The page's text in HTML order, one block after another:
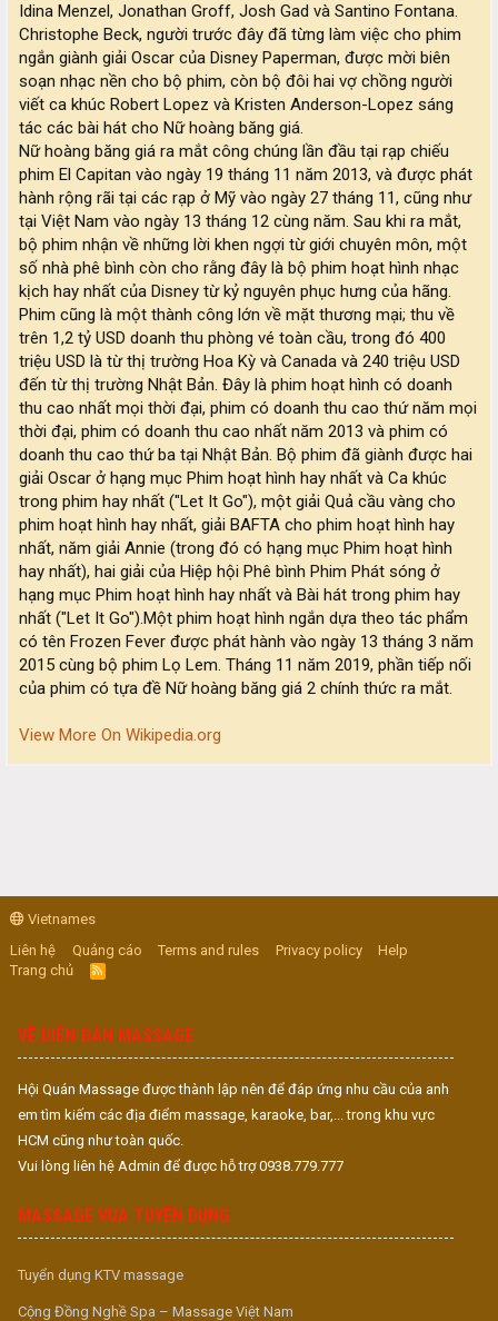
Idina Menzel, Jonathan Groff, Josh Gad và Santino Fontana.
Christophe Beck, người trước đây đã từng làm việc cho phim
ngắn giành giải Oscar của Disney Paperman, được mời biên
soạn nhạc nền cho bộ phim, còn bộ đôi hai vợ chồng người
viết ca khúc Robert Lopez và Kristen Anderson-Lopez sáng
tác các bài hát cho Nữ hoàng băng giá.
Nữ hoàng băng giá ra mắt công chúng lần đầu tại rạp chiếu
phim El Capitan vào ngày 19 tháng 11 năm 2013, và được phát
hành rộng rãi tại các rạp ở Mỹ vào ngày 27 tháng 11, cũng như
tại Việt Nam vào ngày 13 tháng 12 cùng năm. Sau khi ra mắt,
bộ phim nhận về những lời khen ngợi từ giới chuyên môn, một
số nhà phê bình còn cho rằng đây là bộ phim hoạt hình nhạc
kịch hay nhất của Disney từ kỷ nguyên phục hưng của hãng.
Phim cũng là một thành công lớn về mặt thương mại; thu về
trên 1,2 tỷ USD doanh thu phòng vé toàn cầu, trong đó 400
triệu USD là từ thị trường Hoa Kỳ và Canada và 240 triệu USD
đến từ thị trường Nhật Bản. Đây là phim hoạt hình có doanh
thu cao nhất mọi thời đại, phim có doanh thu cao thứ năm mọi
thời đại, phim có doanh thu cao nhất năm 2013 và phim có
doanh thu cao thứ ba tại Nhật Bản. Bộ phim đã giành được hai
giải Oscar ở hạng mục Phim hoạt hình hay nhất và Ca khúc
trong phim hay nhất ("Let It Go"), một giải Quả cầu vàng cho
phim hoạt hình hay nhất, giải BAFTA cho phim hoạt hình hay
nhất, năm giải Annie (trong đó có hạng mục Phim hoạt hình
hay nhất), hai giải của Hiệp hội Phê bình Phim Phát sóng ở
hạng mục Phim hoạt hình hay nhất và Bài hát trong phim hay
nhất ("Let It Go").Một phim hoạt hình ngắn dựa theo tác phẩm
có tên Frozen Fever được phát hành vào ngày 13 tháng 3 năm
2015 cùng bộ phim Lọ Lem. Tháng 11 năm 2019, phần tiếp nối
của phim có tựa đề Nữ hoàng băng giá 2 chính thức ra mắt.
View More On Wikipedia.org
Vietnames
Liên hệ
Quảng cáo Terms and rules Privacy policy
Help
Trang chủ
R
S
VỀ DIỄN ĐÀN MASSAGE
Hội Quán Massage được thành lập nên để đáp ứng nhu cầu của anh
em tìm kiếm các địa điểm massage, karaoke, bar,... trong khu vực
HCM cũng như toàn quốc.
Vui lòng liên hệ Admin để được hỗ trợ 0938.779.777
MASSAGE VUA TUYỂN DỤNG
Tuyển dụng KTV massage
Cộng Đồng Nghề Spa – Massage Việt Nam